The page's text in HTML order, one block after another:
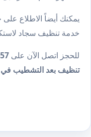
يمكنك أيضاً الاطلاع
خدمة تنظيف سجاد
للحجز اتصل الآن على
تنظيف بعد التشطيب في